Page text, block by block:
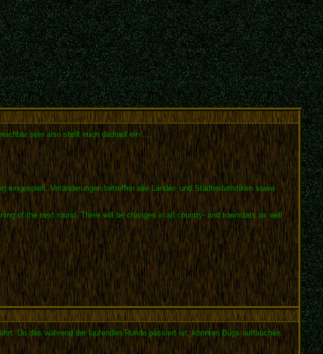
sein also stellt euch dadrauf ein ....
eingespielt. Veränderungen betreffen alle Länder- und Städtestatistiken sowie
of the next round. There will be changes in all country- and townstats as well
Da das während der laufenden Runde passiert ist, könnten Bugs auftauchen.